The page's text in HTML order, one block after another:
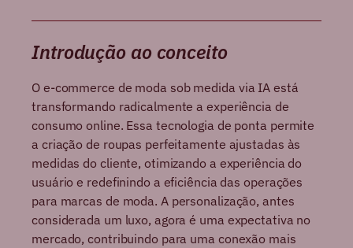
Introdução ao conceito
O e-commerce de moda sob medida via IA está
transformando radicalmente a experiência de
consumo online. Essa tecnologia de ponta permite
a criação de roupas perfeitamente ajustadas às
medidas do cliente, otimizando a experiência do
usuário e redefinindo a eficiência das operações
para marcas de moda. A personalização, antes
considerada um luxo, agora é uma expectativa no
mercado, contribuindo para uma conexão mais